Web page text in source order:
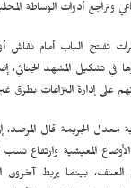
وتراجع أدوات الوساطة
تفتح الباب أمام نقاش
في تشكيل المشهد الجنائي،
على إدارة النزاعات بطرق
معدل الجريمة قال
المعيشية وارتفاع نسب
العنف، بينما يربط آخرون